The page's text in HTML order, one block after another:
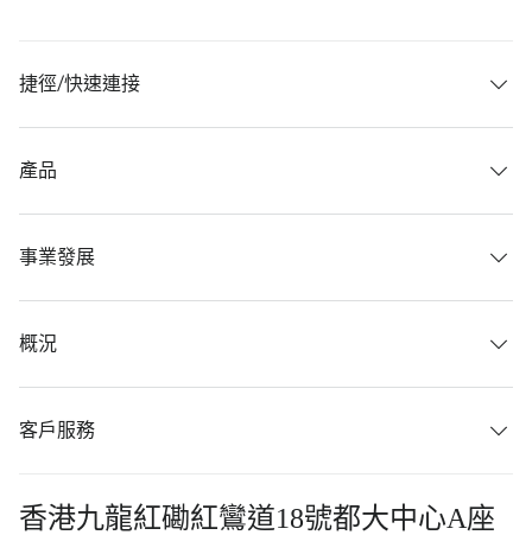
捷徑/快速連接
產品
事業發展
概況
客戶服務
香港九龍紅磡紅鸞道18號都大中心A座